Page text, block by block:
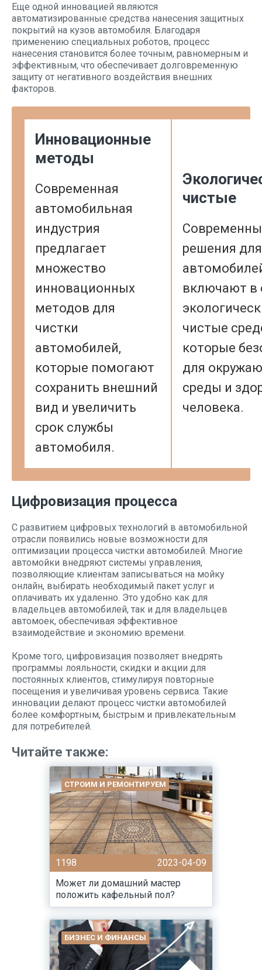
Еще одной инновацией являются
автоматизированные средства нанесения защитных
покрытий на кузов автомобиля. Благодаря
применению специальных роботов, процесс
нанесения становится более точным, равномерным и
эффективным, что обеспечивает долговременную
защиту от негативного воздействия внешних
факторов.
Инновационные
методы
Современная
автомобильная
индустрия
предлагает
множество
инновационных
методов для
чистки
автомобилей,
которые помогают
сохранить внешний
вид и увеличить
срок службы
автомобиля.
чистые
решения
включают в
чистые
которые
для
среды и
человека.
Цифровизация процесса
С развитием цифровых технологий в автомобильной
отрасли появились новые возможности для
оптимизации процесса чистки автомобилей. Многие
автомойки внедряют системы управления,
позволяющие клиентам записываться на мойку
онлайн, выбирать необходимый пакет услуг и
оплачивать их удаленно. Это удобно как для
владельцев автомобилей, так и для владельцев
автомоек, обеспечивая эффективное
взаимодействие и экономию времени.
Кроме того, цифровизация позволяет внедрять
программы лояльности, скидки и акции для
постоянных клиентов, стимулируя повторные
посещения и увеличивая уровень сервиса. Такие
инновации делают процесс чистки автомобилей
более комфортным, быстрым и привлекательным
для потребителей.
Читайте также:
СТРОИМ И РЕМОНТИРУЕМ
1198
2023-04-09
Может ли домашний мастер
положить кафельный пол?
БИЗНЕС И ФИНАНСЫ